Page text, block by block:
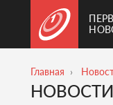
Главная
НОВОСТИ